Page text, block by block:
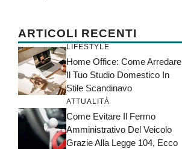
ARTICOLI RECENTI
LIFESTYLE
Home Office: Come Arredare
Il Tuo Studio Domestico In
Stile Scandinavo
ATTUALITÀ
Come Evitare Il Fermo
Amministrativo Del Veicolo
Grazie Alla Legge 104, Ecco